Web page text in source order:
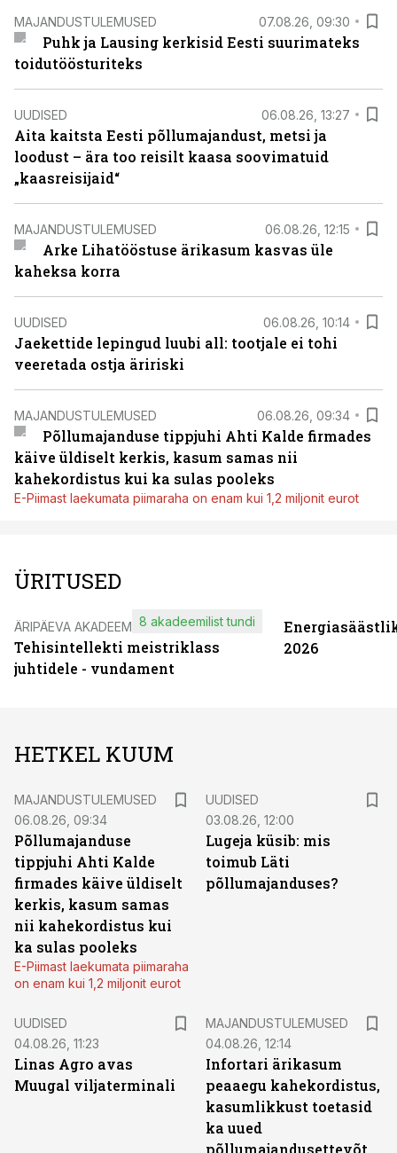
MAJANDUSTULEMUSED 07.08.26, 09:30
Puhk ja Lausing kerkisid Eesti suurimateks
toidutöösturiteks
UUDISED 06.08.26, 13:27
Aita kaitsta Eesti põllumajandust, metsi ja
loodust – ära too reisilt kaasa soovimatuid
„kaasreisijaid“
MAJANDUSTULEMUSED 06.08.26, 12:15
Arke Lihatööstuse ärikasum kasvas üle
kaheksa korra
UUDISED 06.08.26, 10:14
Jaekettide lepingud luubi all: tootjale ei tohi
veeretada ostja äririski
MAJANDUSTULEMUSED 06.08.26, 09:34
Põllumajanduse tippjuhi Ahti Kalde firmades
käive üldiselt kerkis, kasum samas nii
kahekordistus kui ka sulas pooleks
E-Piimast laekumata piimaraha on enam kui 1,2 miljonit eurot
ÜRITUSED
ÄRIPÄEVA AKADEEMIA
Tehisintellekti meistriklass
juhtidele - vundament
8 akadeemilist tundi
2026
HETKEL KUUM
MAJANDUSTULEMUSED
06.08.26, 09:34
Põllumajanduse
tippjuhi Ahti Kalde
firmades käive üldiselt
kerkis, kasum samas
nii kahekordistus kui
ka sulas pooleks
E-Piimast laekumata piimaraha
on enam kui 1,2 miljonit eurot
UUDISED
03.08.26, 12:00
Lugeja küsib: mis
toimub Läti
põllumajanduses?
UUDISED
04.08.26, 11:23
Linas Agro avas
Muugal viljaterminali
MAJANDUSTULEMUSED
04.08.26, 12:14
Infortari ärikasum
peaaegu kahekordistus,
kasumlikkust toetasid
ka uued